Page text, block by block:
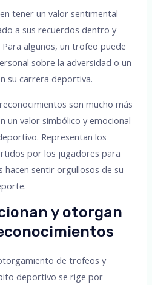
tener un valor sentimental
a sus recuerdos dentro y
algunos, un trofeo puede
sobre la adversidad o un
su carrera deportiva.
son mucho más
un valor simbólico y emocional
Representan los
por los jugadores para
hacen sentir orgullosos de su
y otorgan
de trofeos y
deportivo se rige por